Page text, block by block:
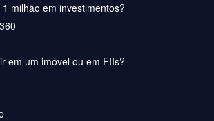
milhão em investimentos?
em um imóvel ou em FIIs?